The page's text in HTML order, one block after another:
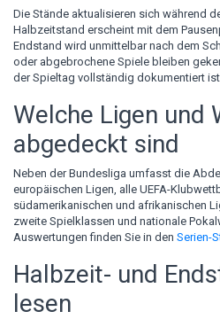
Die Stände aktualisieren sich während
Halbzeitstand erscheint mit dem
Endstand wird unmittelbar nach dem
oder abgebrochene Spiele bleiben
der Spieltag vollständig dokumentiert
Welche Ligen und
abgedeckt sind
Neben der Bundesliga umfasst die
europäischen Ligen, alle UEFA-
südamerikanischen und afrikanischen
zweite Spielklassen und nationale
Auswertungen finden Sie in den Serien-
Halbzeit- und
lesen